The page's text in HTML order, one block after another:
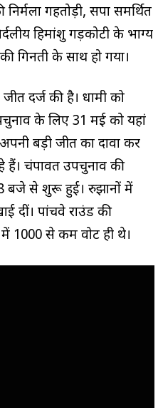
गहतोड़ी, सपा समर्थित
हिमांशु गड़कोटी के भाग्य
गिनती के साथ हो गया।
दर्ज की है। धामी को
के लिए 31 मई को यहां
बड़ी जीत का दावा कर
हैं। चंपावत उपचुनाव की
से शुरू हुई। रुझानों में
दीं। पांचवे राउंड की
1000 से कम वोट ही थे।